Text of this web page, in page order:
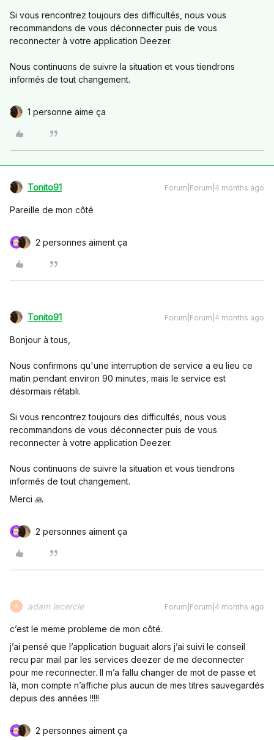
Si vous rencontrez toujours des difficultés, nous vous
recommandons de vous déconnecter puis de vous
reconnecter à votre application Deezer.
Nous continuons de suivre la situation et vous tiendrons
informés de tout changement.
1 personne aime ça
Tonito91 Forum|Forum|4 months ago
Pareille de mon côté
2 personnes aiment ça
Tonito91 Forum|Forum|4 months ago
Bonjour à tous,
Nous confirmons qu'une interruption de service a eu lieu ce
matin pendant environ 90 minutes, mais le service est
désormais rétabli.
Si vous rencontrez toujours des difficultés, nous vous
recommandons de vous déconnecter puis de vous
reconnecter à votre application Deezer.
Nous continuons de suivre la situation et vous tiendrons
informés de tout changement.
Merci 🙏
2 personnes aiment ça
A adam lecercle Forum|Forum|4 months ago
c’est le meme probleme de mon côté.
j’ai pensé que l’application buguait alors j’ai suivi le conseil
recu par mail par les services deezer de me deconnecter
pour me reconnecter. Il m’a fallu changer de mot de passe et
là, mon compte n’affiche plus aucun de mes titres sauvegardés
depuis des années !!!!!
2 personnes aiment ça